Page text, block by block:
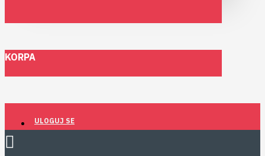
KORPA
ULOGUJ SE